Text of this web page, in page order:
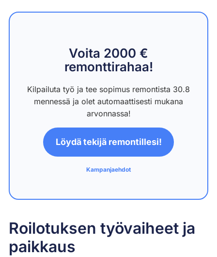
Voita 2000 €
remonttirahaa!
Kilpailuta työ ja tee sopimus remontista 30.8
mennessä ja olet automaattisesti mukana
arvonnassa!
Löydä tekijä remontillesi!
Kampanjaehdot
Roilotuksen työvaiheet ja
paikkaus